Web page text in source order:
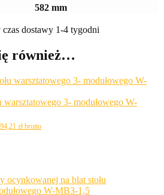
582 mm
czas dostawy 1-4 tygodni
również…
warsztatowego 3- modułowego W-
złbrutto